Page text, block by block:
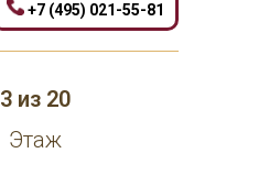
+7 (495) 021-55-81
3 из 20
Этаж